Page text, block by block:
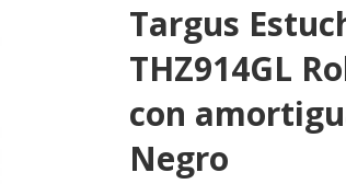
Targus
THZ914GL
con
Negro